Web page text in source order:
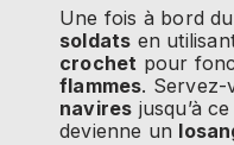
Une fois à bord
soldats en
crochet pour
flammes.
navires jusqu’à
devienne un